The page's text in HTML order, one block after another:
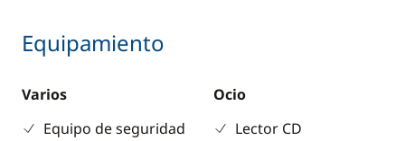
Equipamiento
Varios
Equipo de seguridad
Ocio
Lector CD